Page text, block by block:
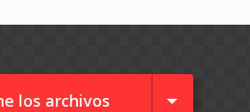
los archivos